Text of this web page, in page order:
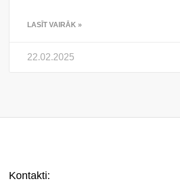
LASĪT VAIRĀK »
22.02.2025
Kontakti: